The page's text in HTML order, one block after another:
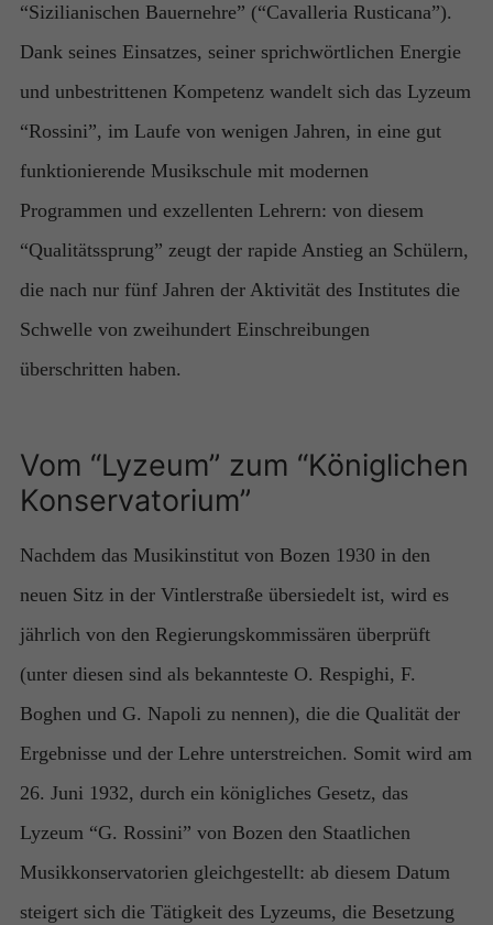
“Sizilianischen Bauernehre” (“Cavalleria Rusticana”).
Dank seines Einsatzes, seiner sprichwörtlichen Energie
und unbestrittenen Kompetenz wandelt sich das Lyzeum
“Rossini”, im Laufe von wenigen Jahren, in eine gut
funktionierende Musikschule mit modernen
Programmen und exzellenten Lehrern: von diesem
“Qualitätssprung” zeugt der rapide Anstieg an Schülern,
die nach nur fünf Jahren der Aktivität des Institutes die
Schwelle von zweihundert Einschreibungen
überschritten haben.
Vom “Lyzeum” zum “Königlichen
Konservatorium”
Nachdem das Musikinstitut von Bozen 1930 in den
neuen Sitz in der Vintlerstraße übersiedelt ist, wird es
jährlich von den Regierungskommissären überprüft
(unter diesen sind als bekannteste O. Respighi, F.
Boghen und G. Napoli zu nennen), die die Qualität der
Ergebnisse und der Lehre unterstreichen. Somit wird am
26. Juni 1932, durch ein königliches Gesetz, das
Lyzeum “G. Rossini” von Bozen den Staatlichen
Musikkonservatorien gleichgestellt: ab diesem Datum
steigert sich die Tätigkeit des Lyzeums, die Besetzung